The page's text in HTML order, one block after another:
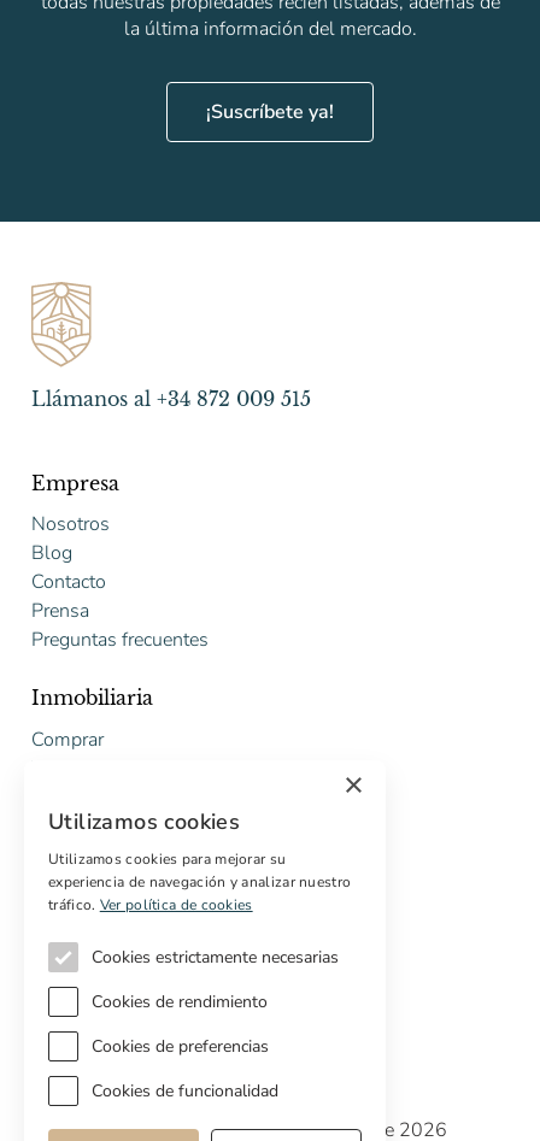
la última información del mercado.
¡Suscríbete ya!
Llámanos al +34 872 009 515
Empresa
Nosotros
Blog
Contacto
Prensa
Preguntas frecuentes
Inmobiliaria
Comprar
Presupuesto gratuito de rehabilitación
Servicios
Marketing digital
Propiedades off-market
Servicios para compradores
Copyright © Cottage Properties Real Estate 2026
×
Utilizamos cookies
Utilizamos cookies para mejorar su
experiencia de navegación y analizar nuestro
tráfico. Ver política de cookies
Cookies estrictamente necesarias
Cookies de rendimiento
Cookies de preferencias
Cookies de funcionalidad